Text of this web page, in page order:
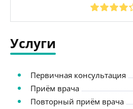
Услуги
Первичная консультация
Приём врача
Повторный приём врача